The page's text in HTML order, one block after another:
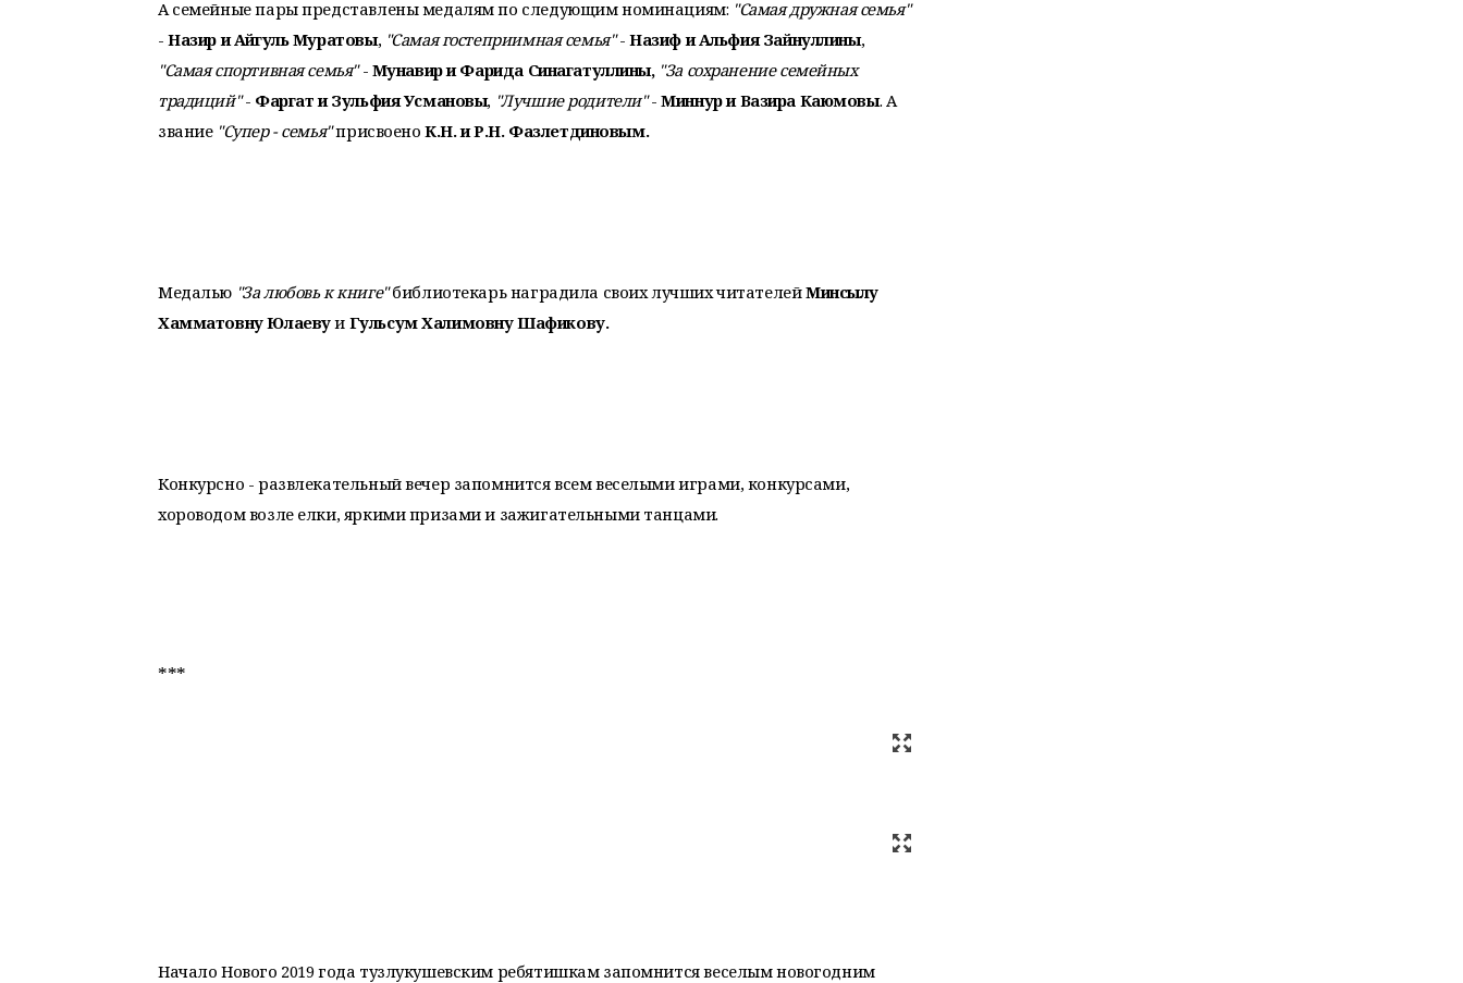
А семейные пары представлены медалям по следующим номинациям: "Самая дружная семья"
-Назир и Айгуль Муратовы, "Самая гостеприимная семья"- Назиф и Альфия Зайнуллины,
"Самая спортивная семья"- Мунавир и Фарида Синагатуллины, "За сохранение семейных
традиций"- Фаргат и Зульфия Усмановы, "Лучшие родители"-Миннур и Вазира Каюмовы. А
звание "Супер - семья"присвоеноК.Н. и Р.Н. Фазлетдиновым.
Медалью "За любовь к книге"библиотекарь наградила своих лучших читателейМинсылу
Хамматовну Юлаевуи Гульсум Халимовну Шафикову.
Конкурсно - развлекательный вечер запомнится всем веселыми играми, конкурсами,
хороводом возле елки, яркими призами и зажигательными танцами.
***
Начало Нового 2019 года тузлукушевским ребятишкам запомнится веселым новогодним